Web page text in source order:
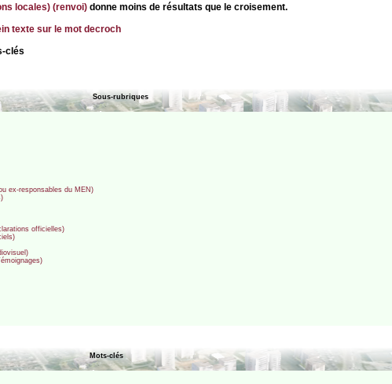
locales) (renvoi) donne moins de résultats que le croisement.
texte sur le mot decroch
clés
Sous-rubriques
ex-responsables du MEN)
officielles)
Mots-clés